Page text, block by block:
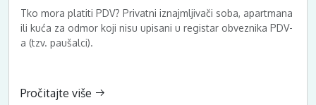
Tko mora platiti PDV? Privatni iznajmljivači soba, apartmana
ili kuća za odmor koji nisu upisani u registar obveznika PDV-
a (tzv. paušalci).
Pročitajte više